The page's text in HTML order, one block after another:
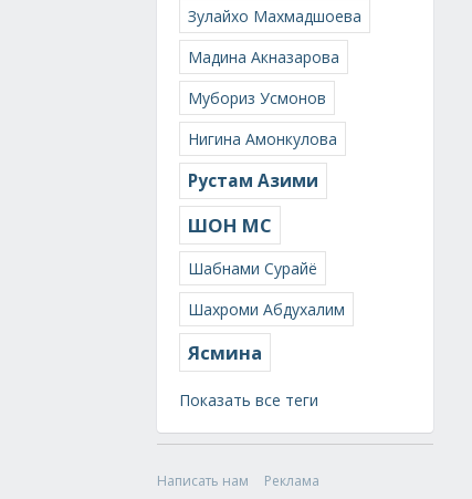
Зулайхо Махмадшоева
Мадина Акназарова
Мубориз Усмонов
Нигина Амонкулова
Рустам Азими
ШОН МС
Шабнами Сурайё
Шахроми Абдухалим
Ясмина
Показать все теги
Написать нам
Реклама